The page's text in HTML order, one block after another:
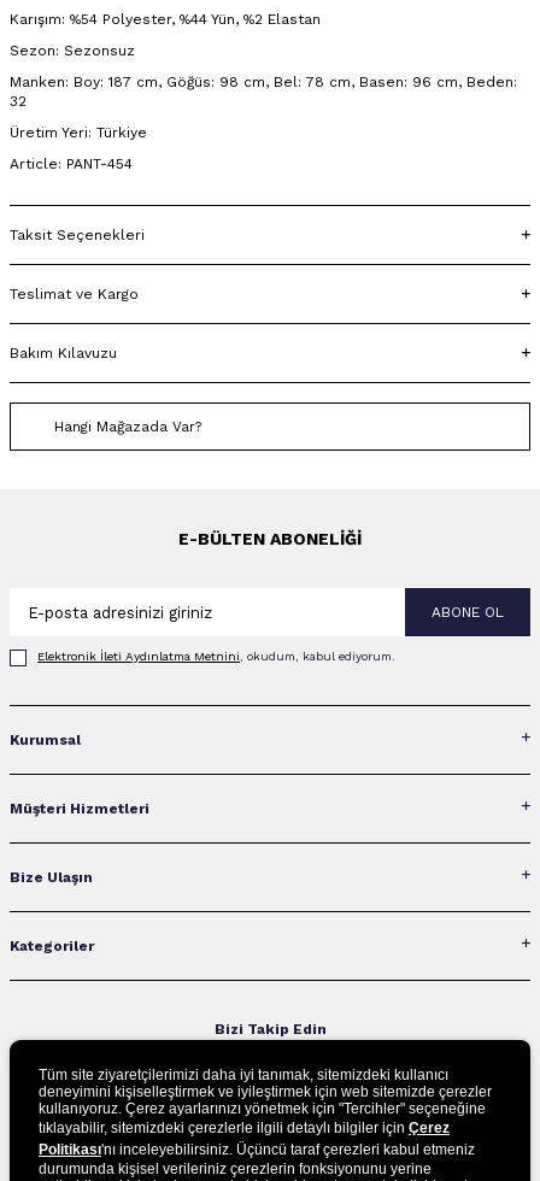
Karışım: %54 Polyester, %44 Yün, %2 Elastan
Sezon: Sezonsuz
Manken: Boy: 187 cm, Göğüs: 98 cm, Bel: 78 cm, Basen: 96 cm, Beden:
32
Üretim Yeri: Türkiye
Article: PANT-454
Taksit Seçenekleri
Teslimat ve Kargo
Bakım Kılavuzu
Hangi Mağazada Var?
E-BÜLTEN ABONELIĞI
ABONE OL
Elektronik İleti Aydınlatma Metni‌ni, okudum, kabul ediyorum.
Kurumsal
Müşteri Hizmetleri
Bize Ulaşın
Kategoriler
Bizi Takip Edin
UYGULAMAMIZI İNDİRİN
Tüm site ziyaretçilerimizi daha iyi tanımak, sitemizdeki kullanıcı
deneyimini kişiselleştirmek ve iyileştirmek için web sitemizde çerezler
kullanıyoruz. Çerez ayarlarınızı yönetmek için "Tercihler" seçeneğine
tıklayabilir, sitemizdeki çerezlerle ilgili detaylı bilgiler için Çerez
Politikası'nı inceleyebilirsiniz. Üçüncü taraf çerezleri kabul etmeniz
durumunda kişisel verileriniz çerezlerin fonksiyonunu yerine